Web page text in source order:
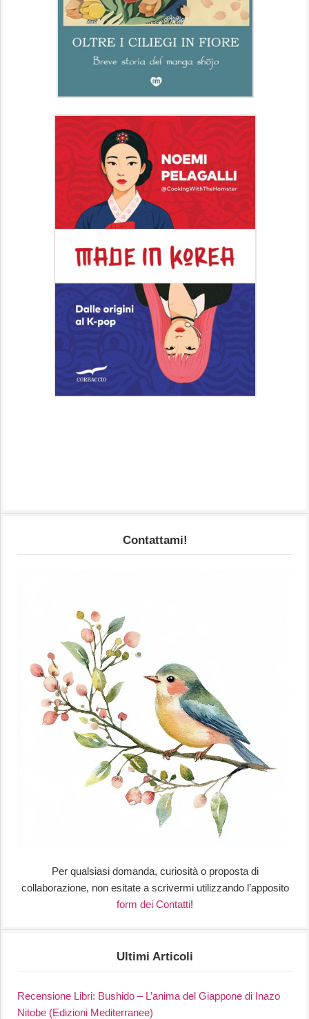
Contattami!
Per qualsiasi domanda, curiosità o proposta di
collaborazione, non esitate a scrivermi utilizzando l’apposito
form dei Contatti!
Ultimi Articoli
Recensione Libri: Bushido – L’anima del Giappone di Inazo
Nitobe (Edizioni Mediterranee)